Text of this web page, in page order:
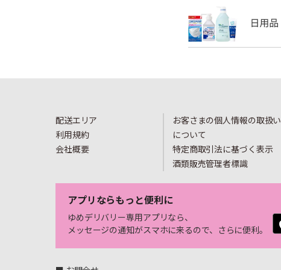
配送エリア
利用規約
会社概要
お客さまの個人情報の取扱い
について
特定商取引法に基づく表示
酒類販売管理者標識
アプリならもっと便利に
ゆめデリバリー専用アプリなら、
メッセージの通知がスマホに来るので、さらに便利。